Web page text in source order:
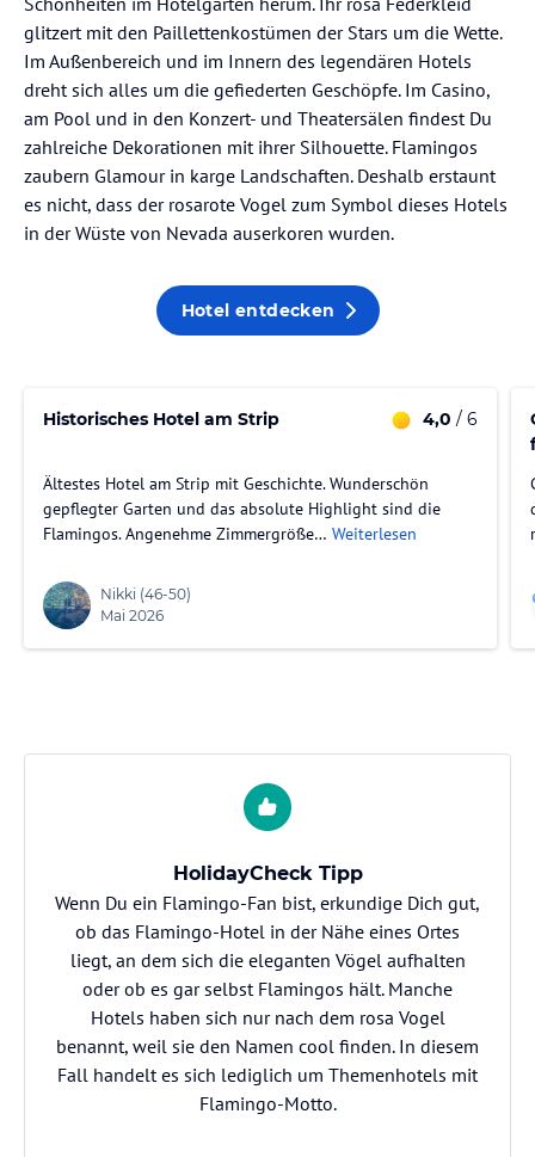
glitzert mit den Paillettenkostümen der Stars um die Wette.
Im Außenbereich und im Innern des legendären Hotels
dreht sich alles um die gefiederten Geschöpfe. Im Casino,
am Pool und in den Konzert- und Theatersälen findest Du
zahlreiche Dekorationen mit ihrer Silhouette. Flamingos
zaubern Glamour in karge Landschaften. Deshalb erstaunt
es nicht, dass der rosarote Vogel zum Symbol dieses Hotels
in der Wüste von Nevada auserkoren wurden.
Hotel entdecken
Historisches Hotel am Strip 4,0 / 6
Ältestes Hotel am Strip mit Geschichte. Wunderschön
gepflegter Garten und das absolute Highlight sind die
Flamingos. Angenehme Zimmergröße… Weiterlesen
Nikki (46-50)
Mai 2026
HolidayCheck Tipp
Wenn Du ein Flamingo-Fan bist, erkundige Dich gut,
ob das Flamingo-Hotel in der Nähe eines Ortes
liegt, an dem sich die eleganten Vögel aufhalten
oder ob es gar selbst Flamingos hält. Manche
Hotels haben sich nur nach dem rosa Vogel
benannt, weil sie den Namen cool finden. In diesem
Fall handelt es sich lediglich um Themenhotels mit
Flamingo-Motto.